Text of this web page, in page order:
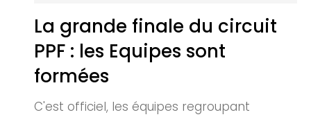
La grande finale du circuit
PPF : les Equipes sont
formées
C'est officiel, les équipes regroupant